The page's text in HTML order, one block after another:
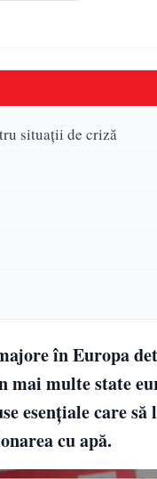
situații de criză
în Europa
multe state
esențiale care
cu apă.